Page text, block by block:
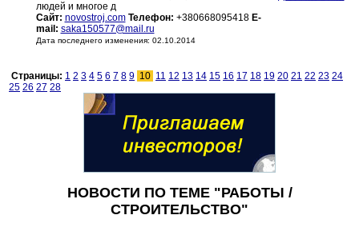
людей и многое д
Сайт: novostroj.com Телефон: +380668095418 E-
mail: saka150577@mail.ru
Дата последнего изменения: 02.10.2014
Страницы: 1 2 3 4 5 6 7 8 9 10 11 12 13 14 15 16 17 18 19 20 21 22 23 24
25 26 27 28
НОВОСТИ ПО ТЕМЕ "РАБОТЫ /
СТРОИТЕЛЬСТВО"